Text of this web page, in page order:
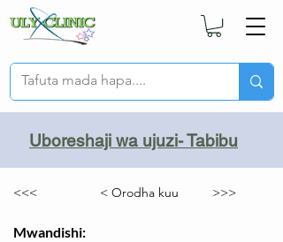
Uboreshaji wa ujuzi- Tabibu
<<< < Orodha kuu >>>
Mwandishi: